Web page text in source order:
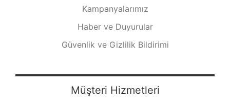
Kampanyalarımız
Haber ve Duyurular
Güvenlik ve Gizlilik Bildirimi
Müşteri Hizmetleri